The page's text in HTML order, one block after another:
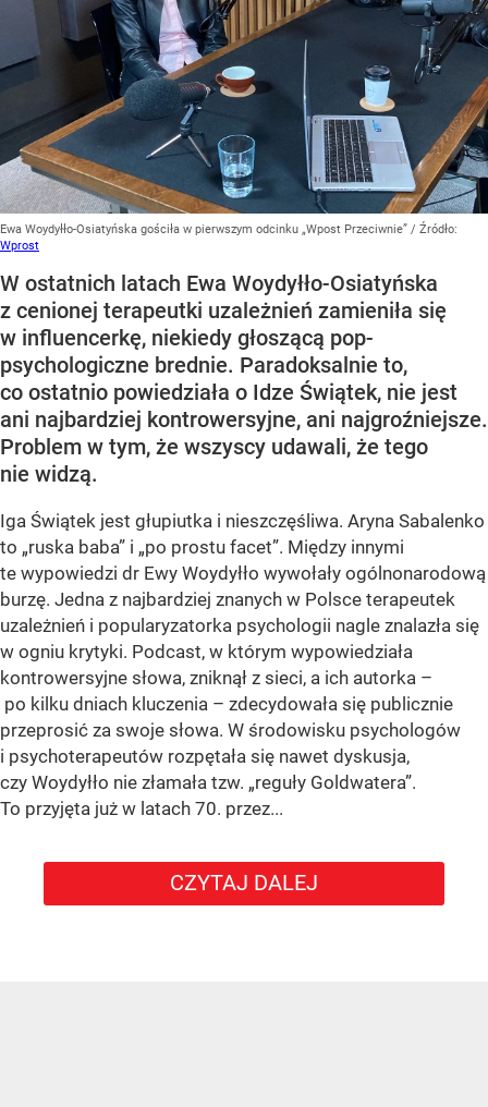
Ewa Woydyłło-Osiatyńska gościła w pierwszym odcinku „Wpost Przeciwnie” / Źródło:
Wprost
W ostatnich latach Ewa Woydyłło-Osiatyńska
z cenionej terapeutki uzależnień zamieniła się
w influencerkę, niekiedy głoszącą pop-
psychologiczne brednie. Paradoksalnie to,
co ostatnio powiedziała o Idze Świątek, nie jest
ani najbardziej kontrowersyjne, ani najgroźniejsze.
Problem w tym, że wszyscy udawali, że tego
nie widzą.
Iga Świątek jest głupiutka i nieszczęśliwa. Aryna Sabalenko
to „ruska baba” i „po prostu facet”. Między innymi
te wypowiedzi dr Ewy Woydyłło wywołały ogólnonarodową
burzę. Jedna z najbardziej znanych w Polsce terapeutek
uzależnień i popularyzatorka psychologii nagle znalazła się
w ogniu krytyki. Podcast, w którym wypowiedziała
kontrowersyjne słowa, zniknął z sieci, a ich autorka –
po kilku dniach kluczenia – zdecydowała się publicznie
przeprosić za swoje słowa. W środowisku psychologów
i psychoterapeutów rozpętała się nawet dyskusja,
czy Woydyłło nie złamała tzw. „reguły Goldwatera”.
To przyjęta już w latach 70. przez...
CZYTAJ DALEJ